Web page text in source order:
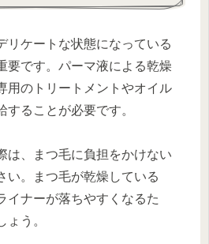
リケートな状態になっている
要です。パーマ液による乾燥
用のトリートメントやオイル
することが必要です。
は、まつ毛に負担をかけない
い。まつ毛が乾燥している
イナーが落ちやすくなるた
う。